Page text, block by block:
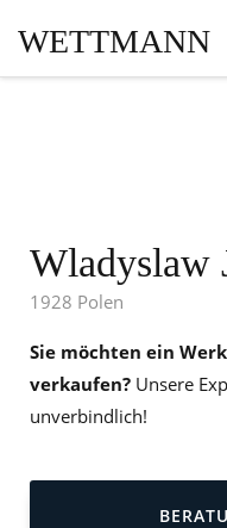
WETTMANN
Wladyslaw
1928 Polen
Sie möchten ein
verkaufen? Unsere
unverbindlich!